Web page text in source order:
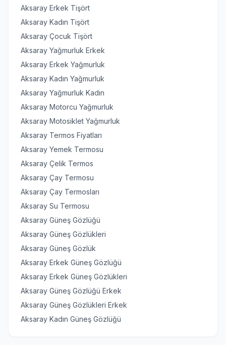
Aksaray Erkek Tişört
Aksaray Kadın Tişört
Aksaray Çocuk Tişört
Aksaray Yağmurluk Erkek
Aksaray Erkek Yağmurluk
Aksaray Kadın Yağmurluk
Aksaray Yağmurluk Kadın
Aksaray Motorcu Yağmurluk
Aksaray Motosiklet Yağmurluk
Aksaray Termos Fiyatları
Aksaray Yemek Termosu
Aksaray Çelik Termos
Aksaray Çay Termosu
Aksaray Çay Termosları
Aksaray Su Termosu
Aksaray Güneş Gözlüğü
Aksaray Güneş Gözlükleri
Aksaray Güneş Gözlük
Aksaray Erkek Güneş Gözlüğü
Aksaray Erkek Güneş Gözlükleri
Aksaray Güneş Gözlüğü Erkek
Aksaray Güneş Gözlükleri Erkek
Aksaray Kadın Güneş Gözlüğü